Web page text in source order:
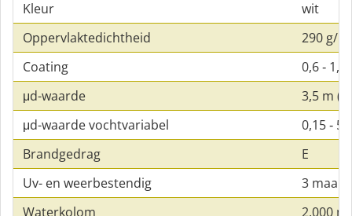
Kleur
wit
Oppervlaktedichtheid
290 g/
Coating
0,6 ‑
μd-waarde
3,5 m
μd-waarde vochtvariabel
0,15 ‑
Brandgedrag
E
Uv- en weerbestendig
3
Waterkolom
2.000